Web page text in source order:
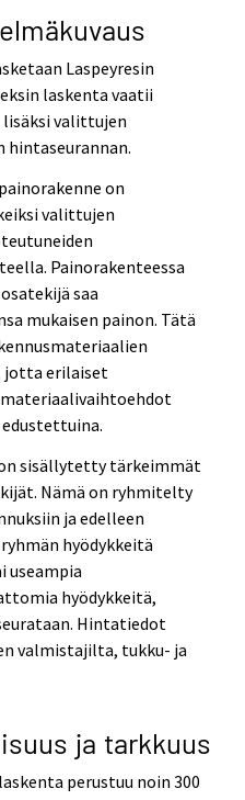
Laspeyresin
laskenta vaatii
lisäksi valittujen
hintaseurannan.
on
valittujen
Painorakenteessa
saa
mukaisen painon. Tätä
jotta erilaiset
sisällytetty tärkeimmät
Nämä on ryhmitelty
ja edelleen
hyödykkeitä
useampia
hyödykkeitä,
Hintatiedot
valmistajilta, tukku- ja
ja tarkkuus
perustuu noin 300